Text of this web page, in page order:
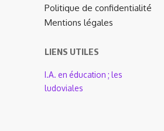
Politique de confidentialité
Mentions légales
LIENS UTILES
I.A. en éducation ; les
ludoviales